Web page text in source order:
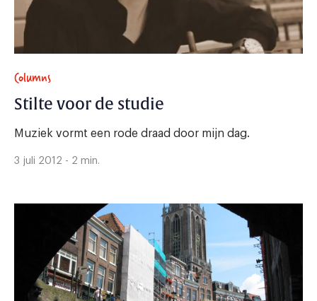
Columns
Stilte voor de studie
Muziek vormt een rode draad door mijn dag.
3 juli 2012 - 2 min.